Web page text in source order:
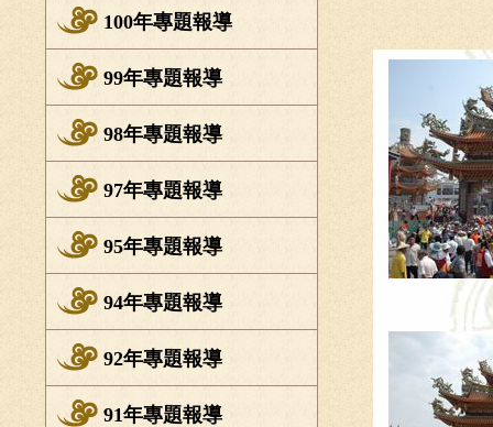
100年專題報導
99年專題報導
98年專題報導
97年專題報導
95年專題報導
94年專題報導
92年專題報導
91年專題報導